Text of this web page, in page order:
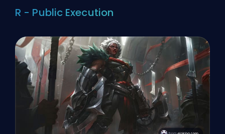
R - Public Execution